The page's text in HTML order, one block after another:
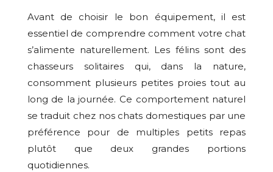
Avant de choisir le bon équipement, il est
essentiel de comprendre comment votre chat
s’alimente naturellement. Les félins sont des
chasseurs solitaires qui, dans la nature,
consomment plusieurs petites proies tout au
long de la journée. Ce comportement naturel
se traduit chez nos chats domestiques par une
préférence pour de multiples petits repas
plutôt que deux grandes portions
quotidiennes.